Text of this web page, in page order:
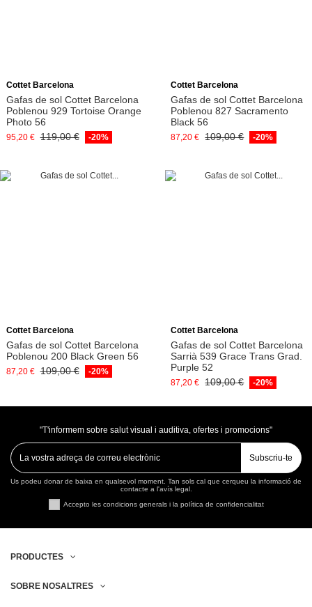
Cottet Barcelona
Gafas de sol Cottet Barcelona
Poblenou 929 Tortoise Orange
Photo 56
95,20 € 119,00 € -20%
Cottet Barcelona
Gafas de sol Cottet Barcelona
Poblenou 827 Sacramento
Black 56
87,20 € 109,00 € -20%
Cottet Barcelona
Gafas de sol Cottet Barcelona
Poblenou 200 Black Green 56
87,20 € 109,00 € -20%
Cottet Barcelona
Gafas de sol Cottet Barcelona
Sarrià 539 Grace Trans Grad.
Purple 52
87,20 € 109,00 € -20%
"T'informem sobre salut visual i auditiva, ofertes i promocions"
Subscriu-te
Us podeu donar de baixa en qualsevol moment. Tan sols cal que cerqueu la informació de
contacte a l'avís legal.
Accepto les condicions generals i la política de confidencialitat
PRODUCTES
SOBRE NOSALTRES